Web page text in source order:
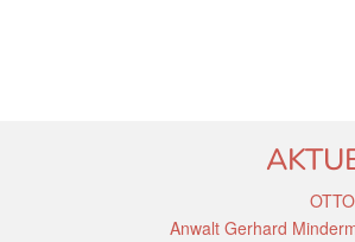
Anwalt Gerhard